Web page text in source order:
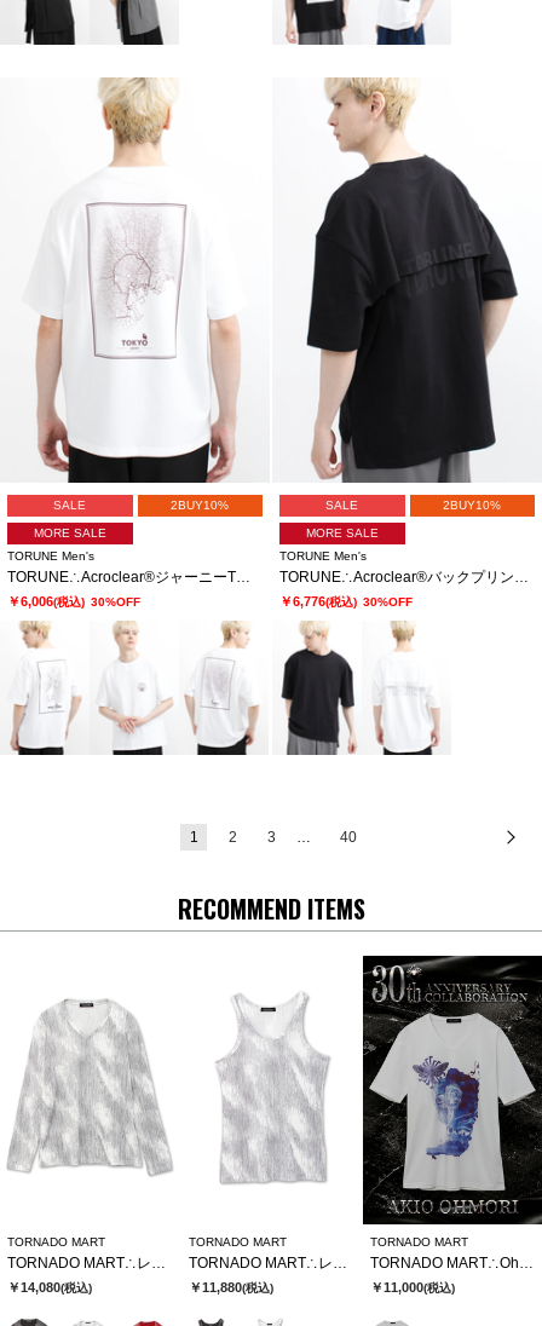
SALE 2BUY10%
MORE SALE
TORUNE Men's
￥6,006(税込) 30%OFF
SALE 2BUY10%
MORE SALE
TORUNE Men's
￥6,776(税込) 30%OFF
1 2 3 40
RECOMMEND ITEMS
TORNADO MART
￥14,080(税込)
TORNADO MART
￥11,880(税込)
TORNADO MART
￥11,000(税込)